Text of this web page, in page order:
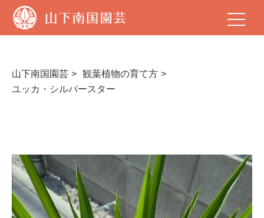
山
下
南
芸
山下南国園芸
観葉植物の育て方
ユッカ・シルバースター